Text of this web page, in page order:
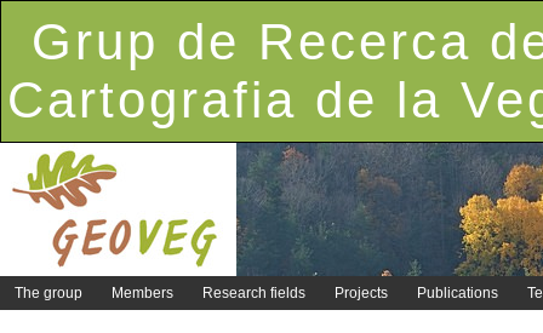
Grup de Recerca
Cartografia de la
The group Members Research fields Projects Publications